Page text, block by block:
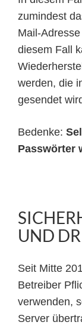
zumindest
Mail-
diesem Fall
werden, die
gesendet
Bedenke:
Passwörter
UND
Seit Mitte
Betreiber
verwenden,
Server